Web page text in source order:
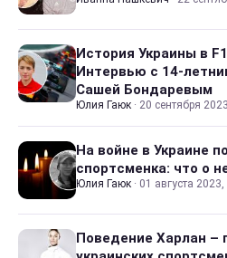
История Украины в
Интервью с 14-
Сашей Бондаревым
Юлия Гаюк · 20 сентября
На войне в Украине
спортсменка: что о
Юлия Гаюк · 01 августа
Поведение Харлан –